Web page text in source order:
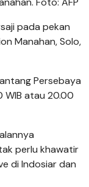
pada pekan
Manahan, Solo,
Persebaya
WIB atau 20.00
perlu khawatir
di Indosiar dan